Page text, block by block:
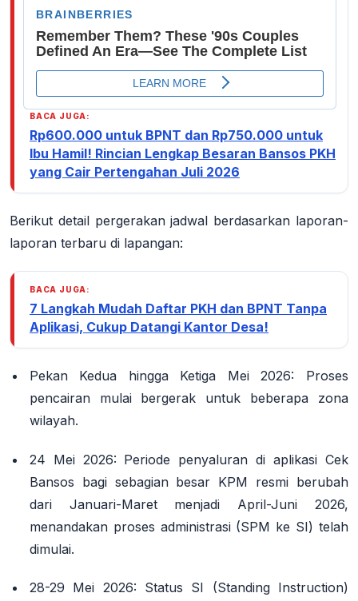
BACA JUGA:
Rp600.000 untuk BPNT dan Rp750.000 untuk
Ibu Hamil! Rincian Lengkap Besaran Bansos PKH
yang Cair Pertengahan Juli 2026
Berikut detail pergerakan jadwal berdasarkan laporan-
laporan terbaru di lapangan:
BACA JUGA:
7 Langkah Mudah Daftar PKH dan BPNT Tanpa
Aplikasi, Cukup Datangi Kantor Desa!
Pekan Kedua hingga Ketiga Mei 2026: Proses
pencairan mulai bergerak untuk beberapa zona
wilayah.
24 Mei 2026: Periode penyaluran di aplikasi Cek
Bansos bagi sebagian besar KPM resmi berubah
dari Januari-Maret menjadi April-Juni 2026,
menandakan proses administrasi (SPM ke SI) telah
dimulai.
28-29 Mei 2026: Status SI (Standing Instruction)